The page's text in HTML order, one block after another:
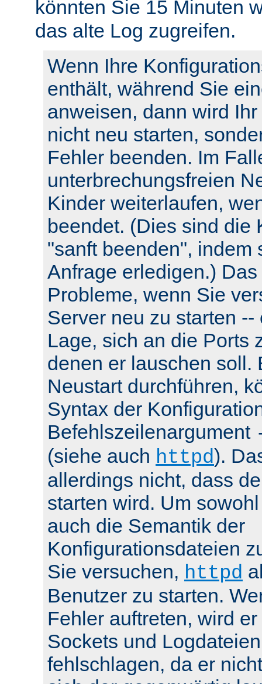
könnten Sie 15 Minuten
das alte Log zugreifen.
Wenn Ihre
enthält, während Sie
anweisen, dann wird
nicht neu starten,
Fehler beenden. Im
unterbrechungsfreien
Kinder weiterlaufen,
beendet. (Dies sind die
"sanft beenden", indem
Anfrage erledigen.)
Probleme, wenn Sie
Server neu zu starten
Lage, sich an die Ports
denen er lauschen soll.
Neustart durchführen,
Syntax der
Befehlszeilenargument
(siehe auch httpd).
allerdings nicht, dass
starten wird. Um
auch die Semantik der
Konfigurationsdateien
Sie versuchen, httpd
Benutzer zu starten.
Fehler auftreten, wird
Sockets und
fehlschlagen, da er